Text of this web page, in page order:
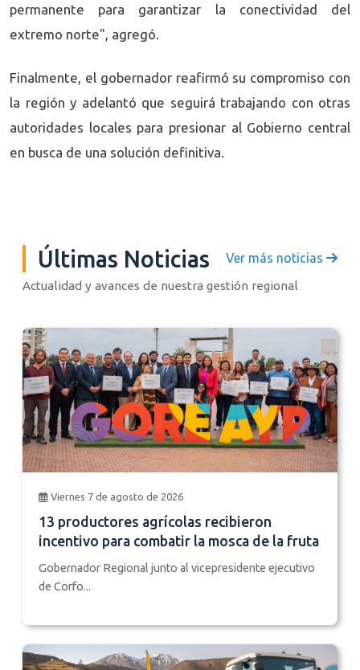
permanente para garantizar la conectividad del
extremo norte", agregó.
Finalmente, el gobernador reafirmó su compromiso con
la región y adelantó que seguirá trabajando con otras
autoridades locales para presionar al Gobierno central
en busca de una solución definitiva.
Últimas Noticias Ver más noticias
Actualidad y avances de nuestra gestión regional
Viernes 7 de agosto de 2026
13 productores agrícolas recibieron
incentivo para combatir la mosca de la fruta
Gobernador Regional junto al vicepresidente ejecutivo
de Corfo...